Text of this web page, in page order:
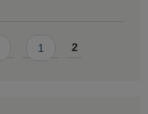
1 2